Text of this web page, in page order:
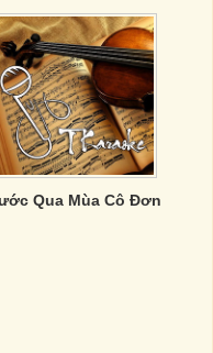
Qua Mùa Cô Đơn